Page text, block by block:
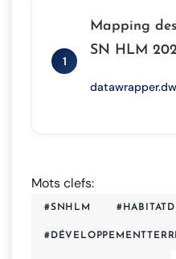
1
Mapping
SN HLM
Mots clefs:
#SNHLM